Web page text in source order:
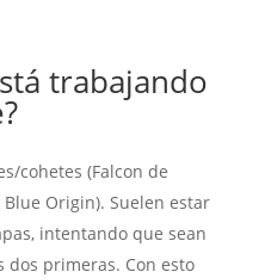
trabajando
cohetes (Falcon de
Origin). Suelen estar
intentando que sean
dos primeras. Con esto